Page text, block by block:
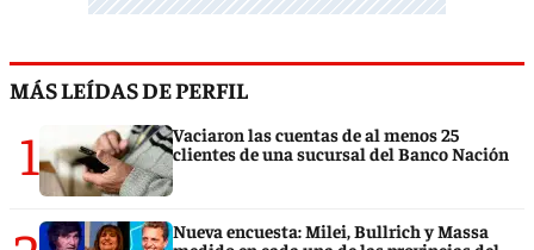
MÁS LEÍDAS DE PERFIL
1
Vaciaron las cuentas de al menos 25
clientes de una sucursal del Banco Nación
Nueva encuesta: Milei, Bullrich y Massa